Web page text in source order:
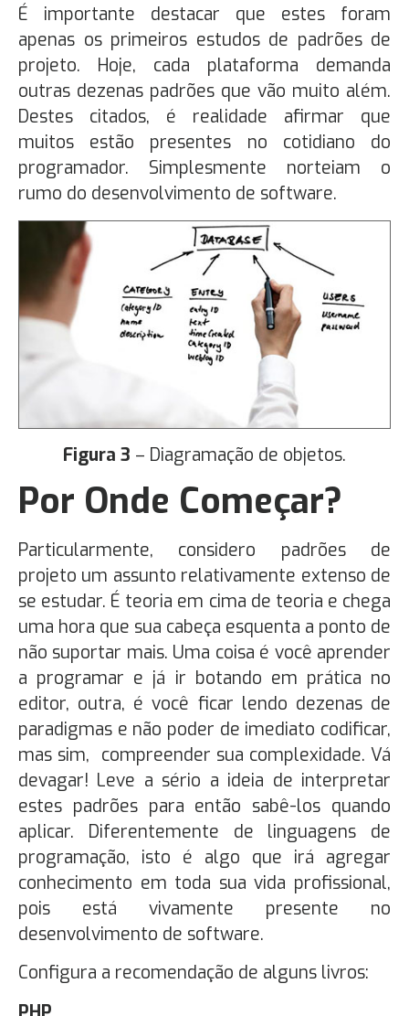
É importante destacar que estes foram
apenas os primeiros estudos de padrões de
projeto. Hoje, cada plataforma demanda
outras dezenas padrões que vão muito além.
Destes citados, é realidade afirmar que
muitos estão presentes no cotidiano do
programador. Simplesmente norteiam o
rumo do desenvolvimento de software.
Figura 3 – Diagramação de objetos.
Por Onde Começar?
Particularmente, considero padrões de
projeto um assunto relativamente extenso de
se estudar. É teoria em cima de teoria e chega
uma hora que sua cabeça esquenta a ponto de
não suportar mais. Uma coisa é você aprender
a programar e já ir botando em prática no
editor, outra, é você ficar lendo dezenas de
paradigmas e não poder de imediato codificar,
mas sim, compreender sua complexidade. Vá
devagar! Leve a sério a ideia de interpretar
estes padrões para então sabê-los quando
aplicar. Diferentemente de linguagens de
programação, isto é algo que irá agregar
conhecimento em toda sua vida profissional,
pois está vivamente presente no
desenvolvimento de software.
Configura a recomendação de alguns livros: